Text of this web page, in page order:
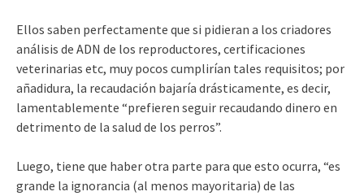
Ellos saben perfectamente que si pidieran a los criadores
análisis de ADN de los reproductores, certificaciones
veterinarias etc, muy pocos cumplirían tales requisitos; por
añadidura, la recaudación bajaría drásticamente, es decir,
lamentablemente “prefieren seguir recaudando dinero en
detrimento de la salud de los perros”.
Luego, tiene que haber otra parte para que esto ocurra, “es
grande la ignorancia (al menos mayoritaria) de las